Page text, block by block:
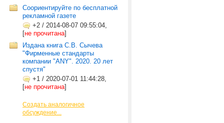
Соориентируйте по бесплатной
рекламной газете
+2 / 2014-08-07 09:55:04,
[не прочитана]
Издана книга С.В. Сычева
"Фирменные стандарты
компании "ANY". 2020. 20 лет
спустя"
+1 / 2020-07-01 11:44:28,
[не прочитана]
Создать аналогичное
обсуждение...